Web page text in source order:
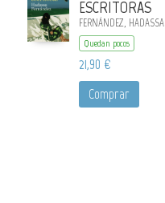
ESCRITORAS
FERNÁNDEZ, HADASSA
Quedan pocos
21,90 €
Comprar